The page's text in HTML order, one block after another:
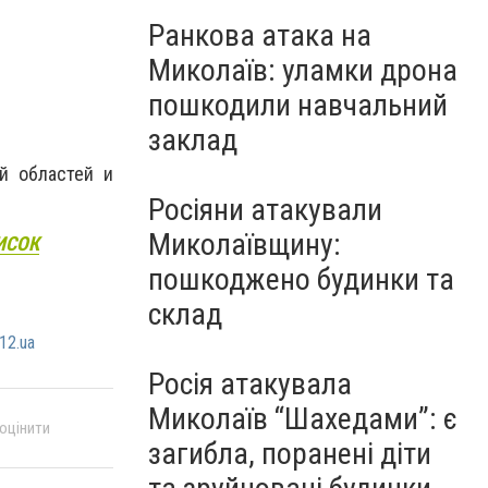
областей и
Ранкова атака на
Миколаїв: уламки дрона
пошкодили навчальний
заклад
Росіяни атакували
Миколаївщину:
пошкоджено будинки та
склад
Росія атакувала
Миколаїв “Шахедами”: є
загибла, поранені діти